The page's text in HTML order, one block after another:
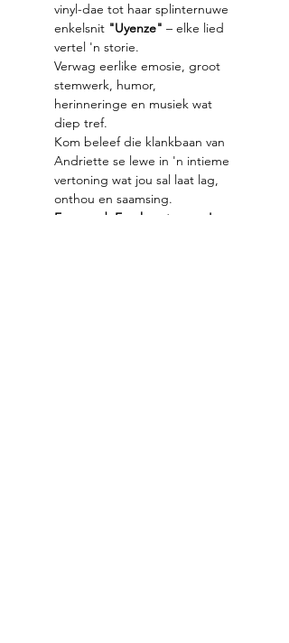
vinyl-dae tot haar splinternuwe
enkelsnit "Uyenze" – elke lied
vertel 'n storie.
Verwag eerlike emosie, groot
stemwerk, humor,
herinneringe en musiek wat
diep tref.
Kom beleef die klankbaan van
Andriette se lewe in 'n intieme
vertoning wat jou sal laat lag,
onthou en saamsing.
Een aand. Een kunstenaar. 'n